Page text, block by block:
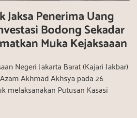
Jaksa Penerima Uang
Bodong Sekadar
Muka Kejaksaaan
Negeri Jakarta Barat (Kajari Jakbar)
Akhmad Akhsya pada 26
melaksanakan Putusan Kasasi